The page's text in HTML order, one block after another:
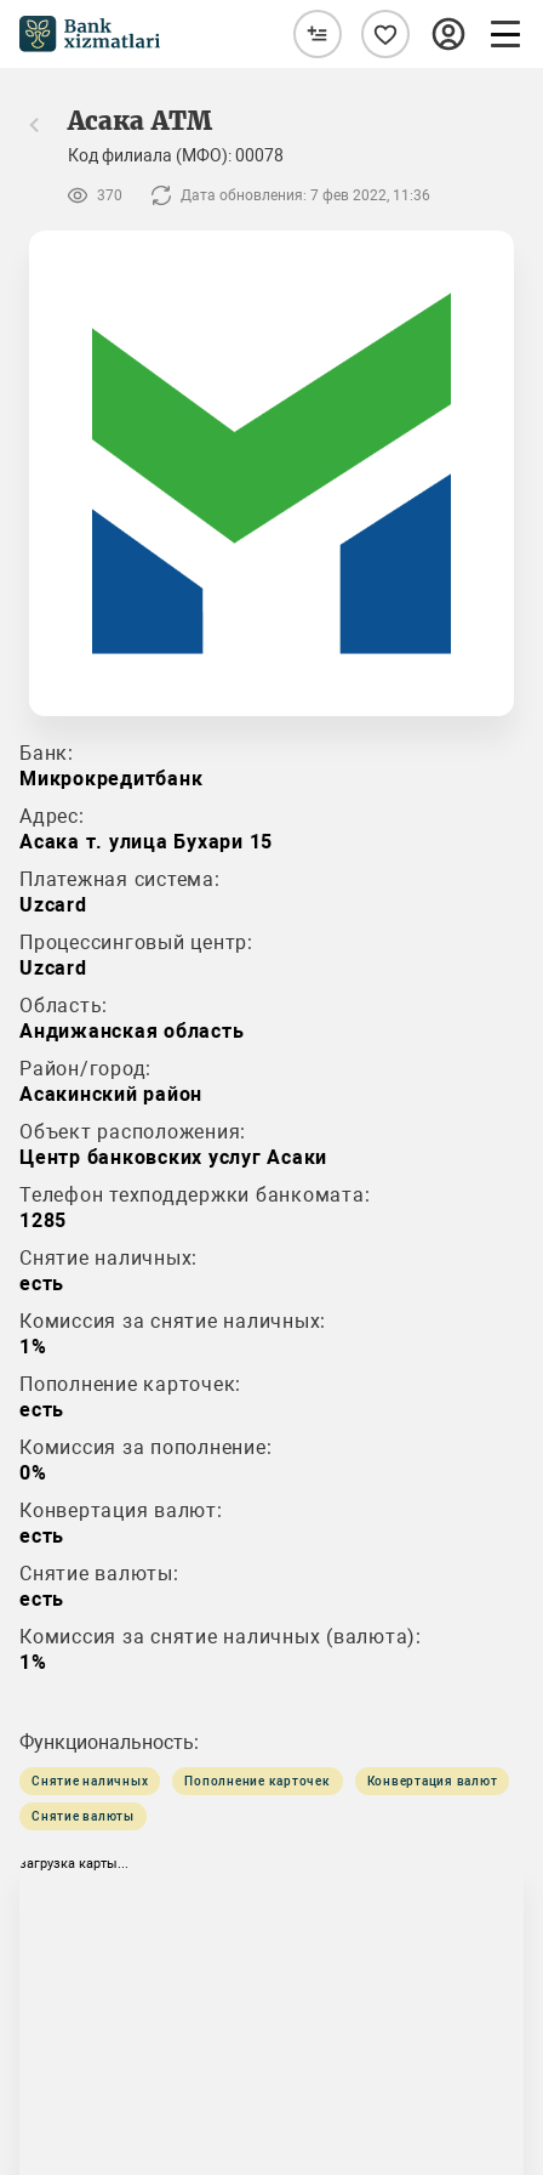
Асака ATM
Код филиала (МФО): 00078
370 Дата обновления: 7 фев 2022, 11:36
Банк:
Микрокредитбанк
Адрес:
Асака т. улица Бухари 15
Платежная система:
Uzcard
Процессинговый центр:
Uzcard
Область:
Андижанская область
Район/город:
Асакинский район
Объект расположения:
Центр банковских услуг Асаки
Телефон техподдержки банкомата:
1285
Снятие наличных:
есть
Комиссия за снятие наличных:
1%
Пополнение карточек:
есть
Комиссия за пополнение:
0%
Конвертация валют:
есть
Снятие валюты:
есть
Комиссия за снятие наличных (валюта):
1%
Функциональность:
Снятие наличных Пополнение карточек Конвертация валют
Снятие валюты
загрузка карты...